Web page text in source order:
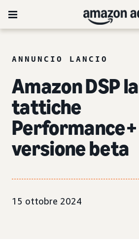
ANNUNCIO LANCIO
Amazon DSP
tattiche
versione beta
15 ottobre 2024